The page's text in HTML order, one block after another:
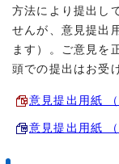
方法により提出し
せんが、意見提出
ます）。ご意見を
頭での提出はお受
意見提出用紙
意見提出用紙